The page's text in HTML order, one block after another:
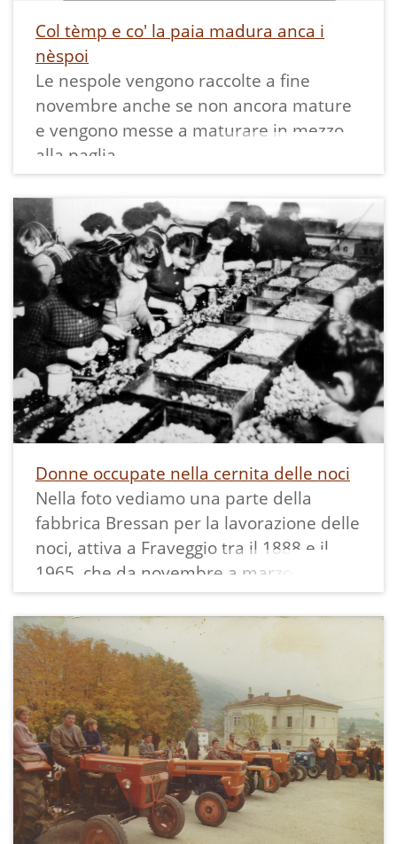
Col tèmp e co' la paia madura anca i
nèspoi
Le nespole vengono raccolte a fine
novembre anche se non ancora mature
e vengono messe a maturare in mezzo
alla paglia.
Donne occupate nella cernita delle noci
Nella foto vediamo una parte della
fabbrica Bressan per la lavorazione delle
noci, attiva a Fraveggio tra il 1888 e il
1965, che da novembre a marzo dava
lavoro fino ad una cinquantina di donne.
Qui vediamo alcune di loro impegnate a
rompere le noci e dividere i gherigli a
seconda della loro qualità.